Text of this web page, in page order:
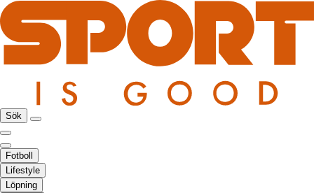
Sök
Fotboll
Lifestyle
Löpning